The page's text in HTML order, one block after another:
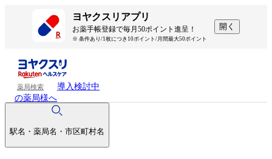
ヨヤクスリアプリ
お薬手帳登録で毎月50ポイント進呈！
※ 条件あり/1枚につき10ポイント/月間最大50ポイント
開く
薬局検索
導入検討中
の薬局様へ
駅名・薬局名・市区町村名
処方せんを送って待ち時間を短く！
処方せんを送って待ち時間を短く！